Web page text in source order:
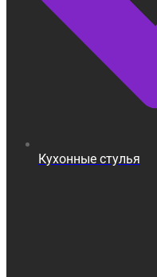
Кухонные стулья